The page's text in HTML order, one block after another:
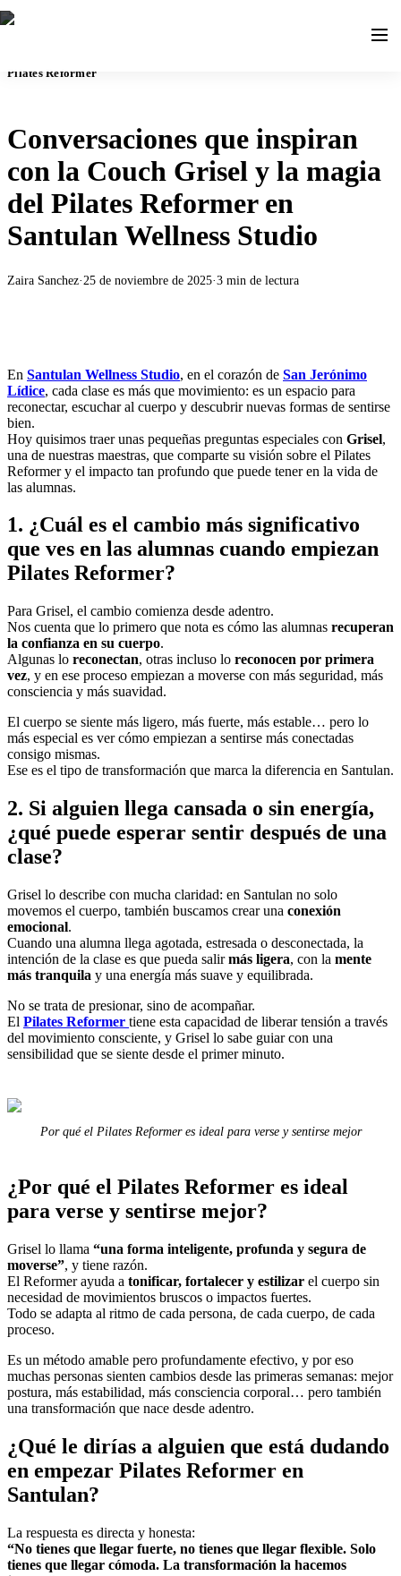
Pilates Reformer
Conversaciones que inspiran
con la Couch Grisel y la magia
del Pilates Reformer en
Santulan Wellness Studio
Zaira Sanchez·25 de noviembre de 2025·3 min de lectura
En Santulan Wellness Studio, en el corazón de San Jerónimo
Lídice, cada clase es más que movimiento: es un espacio para
reconectar, escuchar al cuerpo y descubrir nuevas formas de sentirse
bien.
Hoy quisimos traer unas pequeñas preguntas especiales con Grisel,
una de nuestras maestras, que comparte su visión sobre el Pilates
Reformer y el impacto tan profundo que puede tener en la vida de
las alumnas.
1. ¿Cuál es el cambio más significativo
que ves en las alumnas cuando empiezan
Pilates Reformer?
Para Grisel, el cambio comienza desde adentro.
Nos cuenta que lo primero que nota es cómo las alumnas recuperan
la confianza en su cuerpo.
Algunas lo reconectan, otras incluso lo reconocen por primera
vez, y en ese proceso empiezan a moverse con más seguridad, más
consciencia y más suavidad.
El cuerpo se siente más ligero, más fuerte, más estable… pero lo
más especial es ver cómo empiezan a sentirse más conectadas
consigo mismas.
Ese es el tipo de transformación que marca la diferencia en Santulan.
2. Si alguien llega cansada o sin energía,
¿qué puede esperar sentir después de una
clase?
Grisel lo describe con mucha claridad: en Santulan no solo
movemos el cuerpo, también buscamos crear una conexión
emocional.
Cuando una alumna llega agotada, estresada o desconectada, la
intención de la clase es que pueda salirmás ligera, con la mente
más tranquila y una energía más suave y equilibrada.
No se trata de presionar, sino de acompañar.
El Pilates Reformer tiene esta capacidad de liberar tensión a través
del movimiento consciente, y Grisel lo sabe guiar con una
sensibilidad que se siente desde el primer minuto.
Por qué el Pilates Reformer es ideal para verse y sentirse mejor
¿Por qué el Pilates Reformer es ideal
para verse y sentirse mejor?
Grisel lo llama “una forma inteligente, profunda y segura de
moverse”, y tiene razón.
El Reformer ayuda a tonificar, fortalecer y estilizar el cuerpo sin
necesidad de movimientos bruscos o impactos fuertes.
Todo se adapta al ritmo de cada persona, de cada cuerpo, de cada
proceso.
Es un método amable pero profundamente efectivo, y por eso
muchas personas sienten cambios desde las primeras semanas: mejor
postura, más estabilidad, más consciencia corporal… pero también
una transformación que nace desde adentro.
¿Qué le dirías a alguien que está dudando
en empezar Pilates Reformer en
Santulan?
La respuesta es directa y honesta:
“No tienes que llegar fuerte, no tienes que llegar flexible. Solo
tienes que llegar cómoda. La transformación la hacemos